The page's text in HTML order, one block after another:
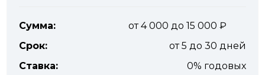
Сумма:
от 4 000 до 15 000
Срок:
от 5 до 30 дней
Ставка:
0% годовых